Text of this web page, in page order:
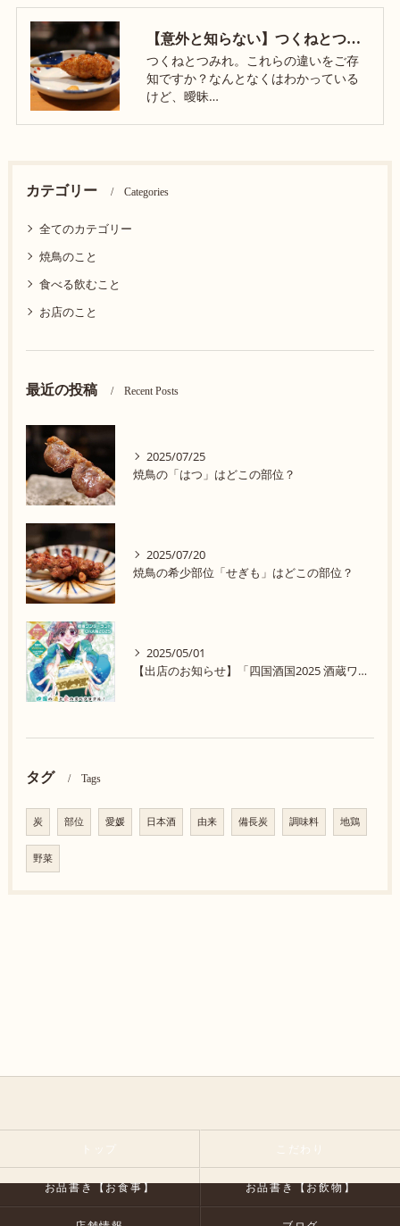
【意外と知らない】つくねとつみれ、なにが違う？｜大阪 淡路の炭火焼鳥屋 焼鳥ぴーすけ
つくねとつみれ。これらの違いをご存
知ですか？なんとなくはわかっている
けど、曖昧…
カテゴリー Categories
全てのカテゴリー
焼鳥のこと
食べる飲むこと
お店のこと
最近の投稿 Recent Posts
2025/07/25
焼鳥の「はつ」はどこの部位？
2025/07/20
焼鳥の希少部位「せぎも」はどこの部位？
2025/05/01
【出店のお知らせ】「四国酒国2025 酒蔵ワンダーランド in 大阪」に参加します！
タグ Tags
炭 部位 愛媛 日本酒 由来 備長炭 調味料 地鶏
野菜
トップ こだわり
お品書き【お食事】 お品書き【お飲物】